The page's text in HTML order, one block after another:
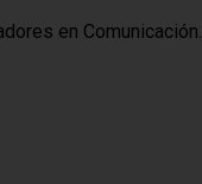
en Comunicación.